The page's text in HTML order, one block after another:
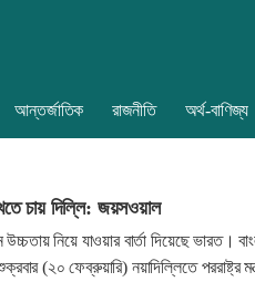
আন্তর্জাতিক রাজনীতি অর্থ-বাণিজ্য
চায় দিল্লি: জয়সওয়াল
নিয়ে যাওয়ার বার্তা দিয়েছে ভারত।
(২০ ফেব্রুয়ারি) নয়াদিল্লিতে পররাষ্ট্র